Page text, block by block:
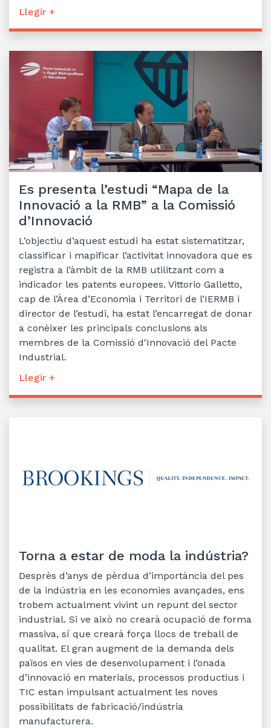
Llegir +
Es presenta l’estudi “Mapa de la
Innovació a la RMB” a la Comissió
d’Innovació
L’objectiu d’aquest estudi ha estat sistematitzar,
classificar i mapificar l’activitat innovadora que es
registra a l’àmbit de la RMB utilitzant com a
indicador les patents europees. Vittorio Galletto,
cap de l’Àrea d’Economia i Territori de l’IERMB i
director de l’estudi, ha estat l’encarregat de donar
a conèixer les principals conclusions als
membres de la Comissió d'Innovació del Pacte
Industrial.
Llegir +
Torna a estar de moda la indústria?
Desprès d’anys de pèrdua d’importància del pes
de la indústria en les economies avançades, ens
trobem actualment vivint un repunt del sector
industrial. Si ve això no crearà ocupació de forma
massiva, sí que crearà força llocs de treball de
qualitat. El gran augment de la demanda dels
països en vies de desenvolupament i l’onada
d’innovació en materials, processos productius i
TIC estan impulsant actualment les noves
possibilitats de fabricació/indústria
manufacturera.